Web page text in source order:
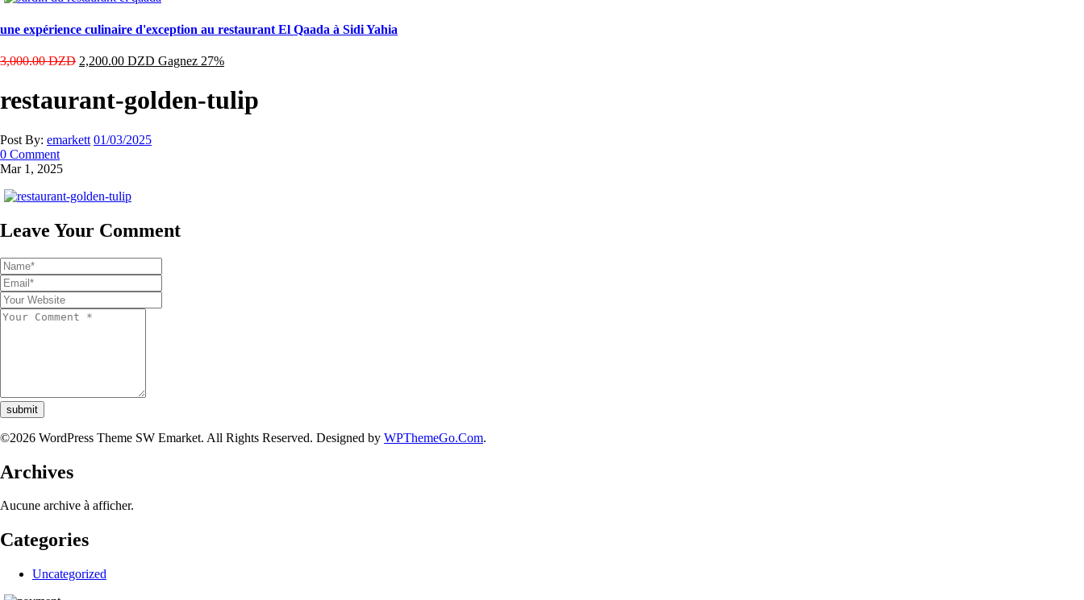
une expérience culinaire d'exception au restaurant El Qaada à Sidi Yahia
3,000.00DZD 2,200.00 DZD Gagnez 27%
restaurant-golden-tulip
Post By: emarkett 01/03/2025
0 Comment
Mar 1, 2025
Leave Your Comment
submit
©2026 WordPress Theme SW Emarket. All Rights Reserved. Designed by WPThemeGo.Com.
Archives
Aucune archive à afficher.
Categories
Uncategorized